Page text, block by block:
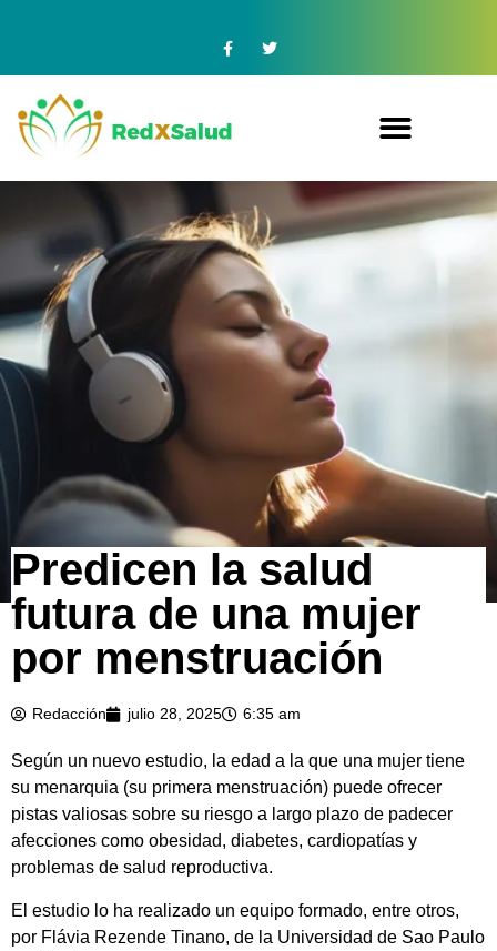
Predicen la salud
futura de una mujer
por menstruación
Redacción julio 28, 2025 6:35 am
Según un nuevo estudio, la edad a la que una mujer tiene
su menarquia (su primera menstruación) puede ofrecer
pistas valiosas sobre su riesgo a largo plazo de padecer
afecciones como obesidad, diabetes, cardiopatías y
problemas de salud reproductiva.
El estudio lo ha realizado un equipo formado, entre otros,
por Flávia Rezende Tinano, de la Universidad de Sao Paulo